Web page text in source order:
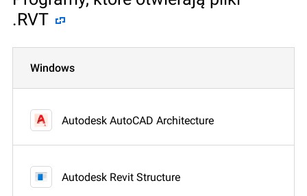
.RVT
Windows
Autodesk AutoCAD Architecture
Autodesk Revit Structure